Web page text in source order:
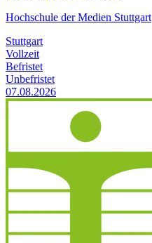
Hochschule der Medien Stuttgart
Stuttgart
Vollzeit
Befristet
Unbefristet
07.08.2026